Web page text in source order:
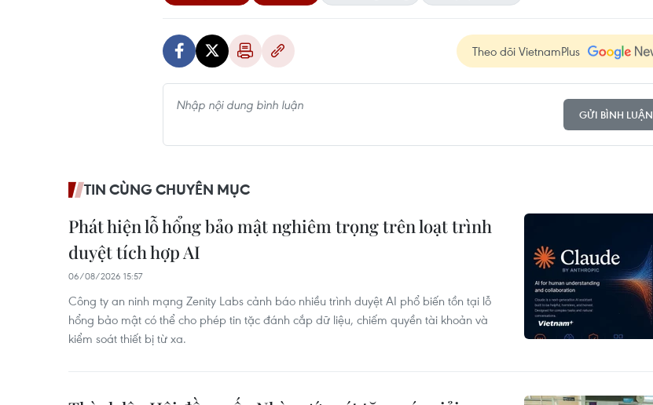
Theo dõi VietnamPlus
GỬI BÌNH LUẬN
TIN CÙNG CHUYÊN MỤC
Phát hiện lỗ hổng bảo mật nghiêm trọng trên loạt trình
duyệt tích hợp AI
06/08/2026 15:57
Công ty an ninh mạng Zenity Labs cảnh báo nhiều trình duyệt AI phổ biến tồn tại lỗ
hổng bảo mật có thể cho phép tin tặc đánh cắp dữ liệu, chiếm quyền tài khoản và
kiểm soát thiết bị từ xa.